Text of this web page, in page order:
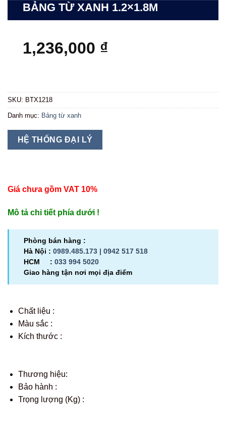
BẢNG TỪ XANH 1.2×1.8M
1,236,000 ₫
SKU: BTX1218
Danh mục: Bảng từ xanh
HỆ THỐNG ĐẠI LÝ
Giá chưa gồm VAT 10%
Mô tả chi tiết phía dưới !
Phòng bán hàng :
Hà Nội : 0989.485.173 | 0942 517 518
HCM : 033 994 5020
Giao hàng tận nơi mọi địa điểm
Chất liệu :
Màu sắc :
Kích thước :
Thương hiệu:
Bảo hành :
Trọng lượng (Kg) :